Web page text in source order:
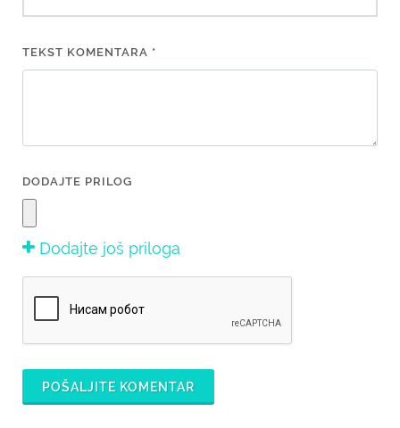
TEKST KOMENTARA *
DODAJTE PRILOG
Dodajte još priloga
POŠALJITE KOMENTAR